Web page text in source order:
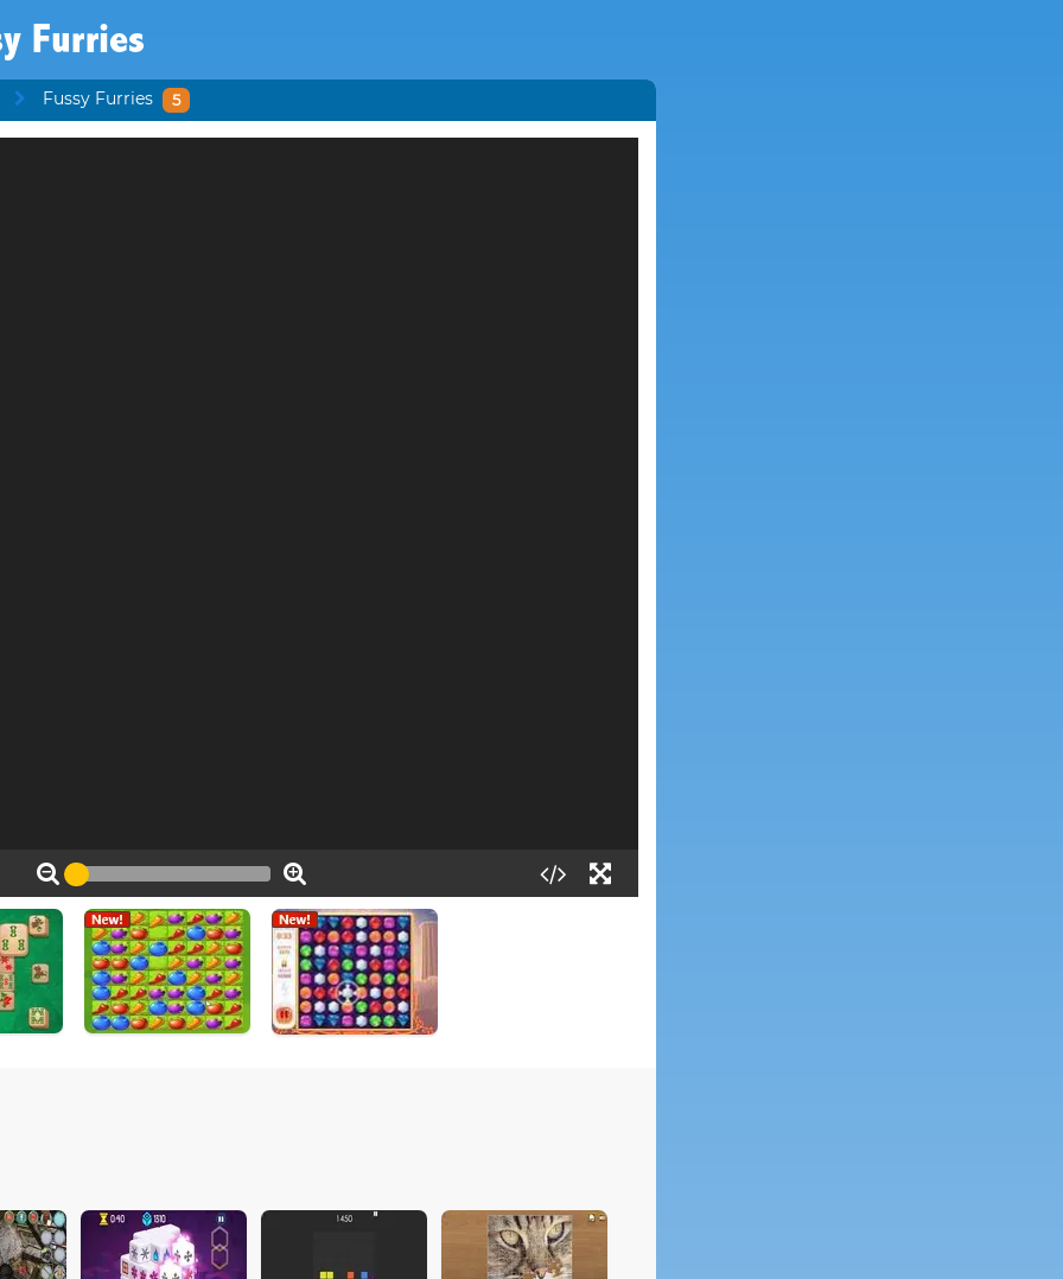
Furries
Fussy Furries 5